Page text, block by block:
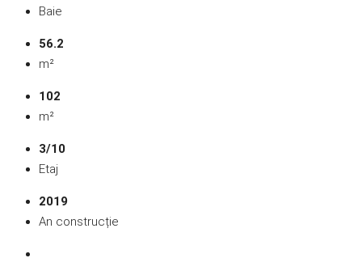
Baie
56.2
m²
102
m²
3/10
Etaj
2019
An construcție